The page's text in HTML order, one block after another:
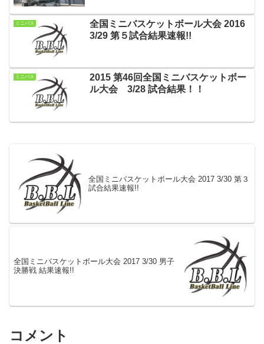
ミニバス
全国ミニバスケットボール大会 2016
3/29 第５試合結果速報!!
ミニバス
2015 第46回全国ミニバスケットボー
ル大会 3/28 試合結果！！
全国ミニバスケットボール大会 2017 3/30 第３
試合結果速報!!
全国ミニバスケットボール大会 2017 3/30 男子
決勝戦 結果速報!!
コメント